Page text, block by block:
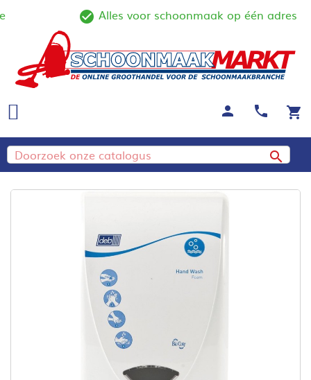
check_circle_outline
Alles voor schoonmaak op één adres
shopping_cart
call
person
